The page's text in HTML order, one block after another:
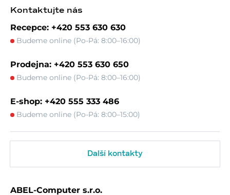
Kontaktujte nás
Recepce: +420 553 630 630
Budeme online (Po-Pá: 8:00–16:00)
Prodejna: +420 553 630 650
Budeme online (Po-Pá: 8:00–16:00)
E-shop: +420 555 333 486
Budeme online (Po-Pá: 8:00–15:00)
Další kontakty
ABEL-Computer s.r.o.